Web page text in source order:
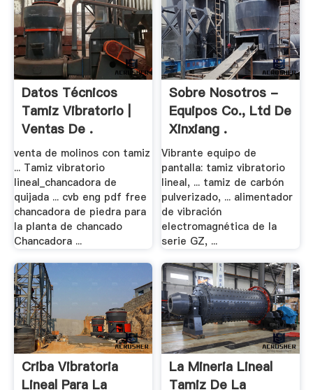
Datos Técnicos
Tamiz Vibratorio |
Ventas De .
venta de molinos con tamiz
... Tamiz vibratorio
lineal_chancadora de
quijada ... cvb eng pdf free
chancadora de piedra para
la planta de chancado
Chancadora ...
Sobre Nosotros -
Equipos Co., Ltd De
Xinxiang .
Vibrante equipo de
pantalla: tamiz vibratorio
lineal, ... tamiz de carbón
pulverizado, ... alimentador
de vibración
electromagnética de la
serie GZ, ...
Criba Vibratoria
Lineal Para La
La Mineria Lineal
Tamiz De La